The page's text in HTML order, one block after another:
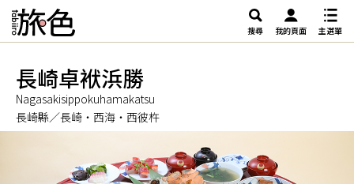
搜尋 我的頁面 主選單
長崎卓袱浜勝
Nagasakisippokuhamakatsu
長崎縣／長崎・西海・西彼杵